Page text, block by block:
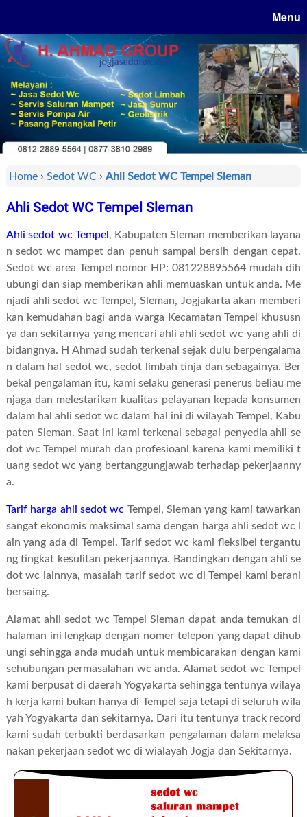
Menu
Home › Sedot WC › Ahli Sedot WC Tempel Sleman
Ahli Sedot WC Tempel Sleman
Ahli sedot wc Tempel , Kabupaten Sleman memberikan layana
n sedot wc mampet dan penuh sampai bersih dengan cepat.
Sedot wc area Tempel nomor HP: 081228895564 mudah dih
ubungi dan siap memberikan ahli memuaskan untuk anda. Me
njadi ahli sedot wc Tempel, Sleman, Jogjakarta akan memberi
kan kemudahan bagi anda warga Kecamatan Tempel khususn
ya dan sekitarnya yang mencari ahli ahli sedot wc yang ahli di
bidangnya. H Ahmad sudah terkenal sejak dulu berpengalama
n dalam hal sedot wc, sedot limbah tinja dan sebagainya. Ber
bekal pengalaman itu, kami selaku generasi penerus beliau me
njaga dan melestarikan kualitas pelayanan kepada konsumen
dalam hal ahli sedot wc dalam hal ini di wilayah Tempel, Kabu
paten Sleman. Saat ini kami terkenal sebagai penyedia ahli se
dot wc Tempel murah dan profesioanl karena kami memiliki t
uang sedot wc yang bertanggungjawab terhadap pekerjaanny
a.
Tarif harga ahli sedot wc Tempel, Sleman yang kami tawarkan
sangat ekonomis maksimal sama dengan harga ahli sedot wc l
ain yang ada di Tempel. Tarif sedot wc kami fleksibel tergantu
ng tingkat kesulitan pekerjaannya. Bandingkan dengan ahli se
dot wc lainnya, masalah tarif sedot wc di Tempel kami berani
bersaing.
Alamat ahli sedot wc Tempel Sleman dapat anda temukan di
halaman ini lengkap dengan nomer telepon yang dapat dihub
ungi sehingga anda mudah untuk membicarakan dengan kami
sehubungan permasalahan wc anda. Alamat sedot wc Tempel
kami berpusat di daerah Yogyakarta sehingga tentunya wilaya
h kerja kami bukan hanya di Tempel saja tetapi di seluruh wila
yah Yogyakarta dan sekitarnya. Dari itu tentunya track record
kami sudah terbukti berdasarkan pengalaman dalam melaksa
nakan pekerjaan sedot wc di wialayah Jogja dan Sekitarnya.